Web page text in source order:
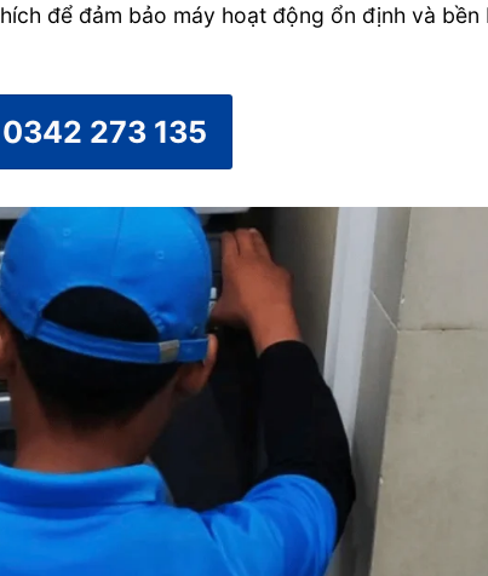
để đảm bảo máy hoạt động ổn định và bền
0342 273 135